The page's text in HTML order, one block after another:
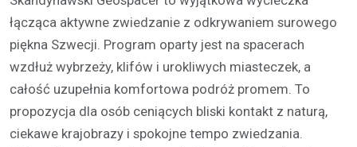
łącząca aktywne zwiedzanie z odkrywaniem surowego
piękna Szwecji. Program oparty jest na spacerach
wzdłuż wybrzeży, klifów i urokliwych miasteczek, a
całość uzupełnia komfortowa podróż promem. To
propozycja dla osób ceniących bliski kontakt z naturą,
ciekawe krajobrazy i spokojne tempo zwiedzania.